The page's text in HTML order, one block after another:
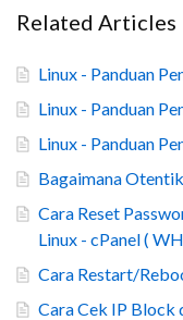
Related Articles
Linux - Panduan
Linux - Panduan
Linux - Panduan
Bagaimana
Cara Reset
Linux - cPanel (
Cara Restart/
Cara Cek IP Block